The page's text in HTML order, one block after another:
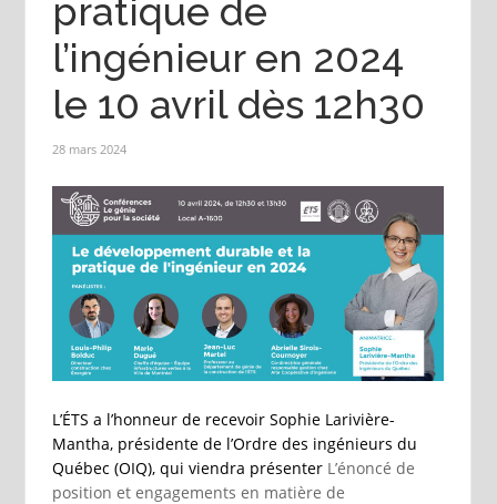
pratique de
l’ingénieur en 2024
le 10 avril dès 12h30
28 mars 2024
L’ÉTS a l’honneur de recevoir Sophie Larivière-
Mantha, présidente de l’Ordre des ingénieurs du
Québec (OIQ), qui viendra présenter L’énoncé de
position et engagements en matière de